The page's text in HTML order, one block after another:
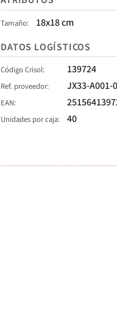
Tamaño
18x18 cm
DATOS LOGÍSTICOS
Código Crisol 139724
Ref. proveedor JX33-A001-
EAN
Unidades por caja 40